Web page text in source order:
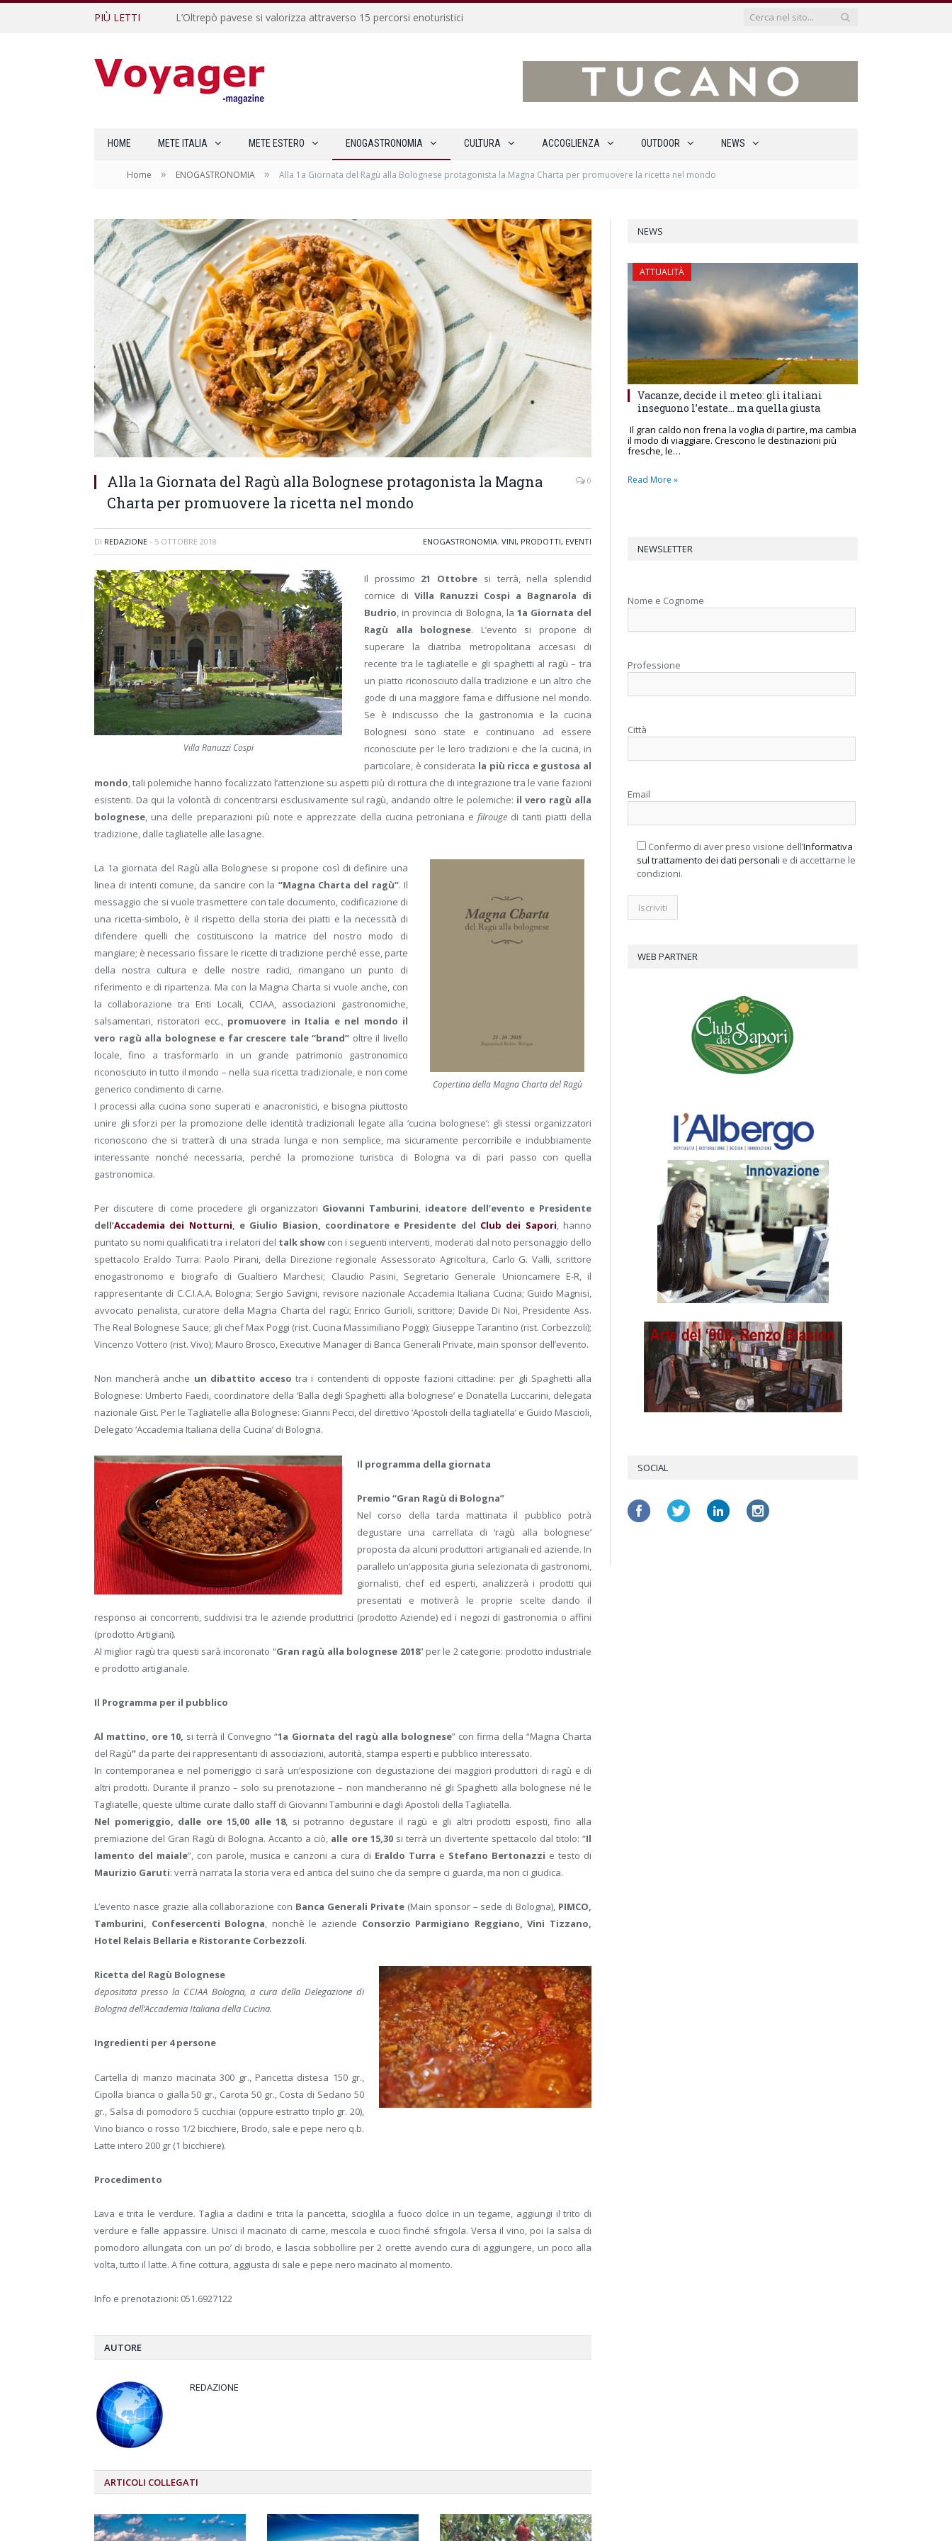
PIÙ LETTI L’Oltrepò pavese si valorizza attraverso 15 percorsi enoturistici
HOME METE ITALIA METE ESTERO ENOGASTRONOMIA CULTURA ACCOGLIENZA OUTDOOR NEWS
Home » ENOGASTRONOMIA » Alla 1a Giornata del Ragù alla Bolognese protagonista la Magna Charta per promuovere la ricetta nel mondo
Alla 1a Giornata del Ragù alla Bolognese protagonista la Magna
Charta per promuovere la ricetta nel mondo
0
DI REDAZIONE - 5 OTTOBRE 2018 ENOGASTRONOMIA, VINI, PRODOTTI, EVENTI
Villa Ranuzzi Cospi
Il prossimo 21 Ottobre si terrà, nella splendid
cornice di Villa Ranuzzi Cospi a Bagnarola di
Budrio, in provincia di Bologna, la 1a Giornata del
Ragù alla bolognese. L’evento si propone di
superare la diatriba metropolitana accesasi di
recente tra le tagliatelle e gli spaghetti al ragù – tra
un piatto riconosciuto dalla tradizione e un altro che
gode di una maggiore fama e diffusione nel mondo.
Se è indiscusso che la gastronomia e la cucina
Bolognesi sono state e continuano ad essere
riconosciute per le loro tradizioni e che la cucina, in
particolare, è considerata la più ricca e gustosa al
mondo, tali polemiche hanno focalizzato l’attenzione su aspetti più di rottura che di integrazione tra le varie fazioni
esistenti. Da qui la volontà di concentrarsi esclusivamente sul ragù, andando oltre le polemiche: il vero ragù alla
bolognese, una delle preparazioni più note e apprezzate della cucina petroniana efilrouge di tanti piatti della
tradizione, dalle tagliatelle alle lasagne.
Copertina della Magna Charta del Ragù
La 1a giornata del Ragù alla Bolognese si propone così di definire una
linea di intenti comune, da sancire con la “Magna Charta del ragù”. Il
messaggio che si vuole trasmettere con tale documento, codificazione di
una ricetta-simbolo, è il rispetto della storia dei piatti e la necessità di
difendere quelli che costituiscono la matrice del nostro modo di
mangiare; è necessario fissare le ricette di tradizione perché esse, parte
della nostra cultura e delle nostre radici, rimangano un punto di
riferimento e di ripartenza. Ma con la Magna Charta si vuole anche, con
la collaborazione tra Enti Locali, CCIAA, associazioni gastronomiche,
salsamentari, ristoratori ecc., promuovere in Italia e nel mondo il
vero ragù alla bolognese e far crescere tale “brand” oltre il livello
locale, fino a trasformarlo in un grande patrimonio gastronomico
riconosciuto in tutto il mondo – nella sua ricetta tradizionale, e non come
generico condimento di carne.
I processi alla cucina sono superati e anacronistici, e bisogna piuttosto
unire gli sforzi per la promozione delle identità tradizionali legate alla ‘cucina bolognese’: gli stessi organizzatori
riconoscono che si tratterà di una strada lunga e non semplice, ma sicuramente percorribile e indubbiamente
interessante nonché necessaria, perché la promozione turistica di Bologna va di pari passo con quella
gastronomica.
Per discutere di come procedere gli organizzatori Giovanni Tamburini, ideatore dell’evento e Presidente
dell’Accademia dei Notturni, e Giulio Biasion, coordinatore e Presidente del Club dei Sapori, hanno
puntato su nomi qualificati tra i relatori del talk show con i seguenti interventi, moderati dal noto personaggio dello
spettacolo Eraldo Turra: Paolo Pirani, della Direzione regionale Assessorato Agricoltura, Carlo G. Valli, scrittore
enogastronomo e biografo di Gualtiero Marchesi; Claudio Pasini, Segretario Generale Unioncamere E-R, il
rappresentante di C.C.I.A.A. Bologna; Sergio Savigni, revisore nazionale Accademia Italiana Cucina; Guido Magnisi,
avvocato penalista, curatore della Magna Charta del ragù; Enrico Gurioli, scrittore; Davide Di Noi, Presidente Ass.
The Real Bolognese Sauce; gli chef Max Poggi (rist. Cucina Massimiliano Poggi); Giuseppe Tarantino (rist. Corbezzoli);
Vincenzo Vottero (rist. Vivo); Mauro Brosco, Executive Manager di Banca Generali Private, main sponsor dell’evento.
Non mancherà anche un dibattito acceso tra i contendenti di opposte fazioni cittadine: per gli Spaghetti alla
Bolognese: Umberto Faedi, coordinatore della ‘Balla degli Spaghetti alla bolognese’ e Donatella Luccarini, delegata
nazionale Gist. Per le Tagliatelle alla Bolognese: Gianni Pecci, del direttivo ‘Apostoli della tagliatella’ e Guido Mascioli,
Delegato ‘Accademia Italiana della Cucina’ di Bologna.
Il programma della giornata
Premio “Gran Ragù di Bologna”
Nel corso della tarda mattinata il pubblico potrà
degustare una carrellata di ‘ragù alla bolognese’
proposta da alcuni produttori artigianali ed aziende. In
parallelo un’apposita giuria selezionata di gastronomi,
giornalisti, chef ed esperti, analizzerà i prodotti qui
presentati e motiverà le proprie scelte dando il
responso ai concorrenti, suddivisi tra le aziende produttrici (prodotto Aziende) ed i negozi di gastronomia o affini
(prodotto Artigiani).
Al miglior ragù tra questi sarà incoronato “Gran ragù alla bolognese 2018” per le 2 categorie: prodotto industriale
e prodotto artigianale.
Il Programma per il pubblico
Al mattino, ore 10, si terrà il Convegno “1a Giornata del ragù alla bolognese” con firma della “Magna Charta
del Ragù” da parte dei rappresentanti di associazioni, autorità, stampa esperti e pubblico interessato.
In contemporanea e nel pomeriggio ci sarà un’esposizione con degustazione dei maggiori produttori di ragù e di
altri prodotti. Durante il pranzo – solo su prenotazione – non mancheranno né gli Spaghetti alla bolognese né le
Tagliatelle, queste ultime curate dallo staff di Giovanni Tamburini e dagli Apostoli della Tagliatella.
Nel pomeriggio, dalle ore 15,00 alle18, si potranno degustare il ragù e gli altri prodotti esposti, fino alla
premiazione del Gran Ragù di Bologna. Accanto a ciò, alle ore 15,30si terrà un divertente spettacolo dal titolo: “Il
lamento del maiale”, con parole, musica e canzoni a cura di Eraldo Turra e Stefano Bertonazzi e testo di
Maurizio Garuti: verrà narrata la storia vera ed antica del suino che da sempre ci guarda, ma non ci giudica.
L’evento nasce grazie alla collaborazione con Banca Generali Private(Main sponsor – sede di Bologna), PIMCO,
Tamburini, Confesercenti Bologna, nonchè le aziende Consorzio Parmigiano Reggiano, Vini Tizzano,
Hotel Relais Bellaria e Ristorante Corbezzoli.
Ricetta del Ragù Bolognese
depositata presso la CCIAA Bologna, a cura della Delegazione di
Bologna dell’Accademia Italiana della Cucina.
Ingredienti per 4 persone
Cartella di manzo macinata 300 gr., Pancetta distesa 150 gr.,
Cipolla bianca o gialla 50 gr., Carota 50 gr., Costa di Sedano 50
gr., Salsa di pomodoro 5 cucchiai (oppure estratto triplo gr. 20),
Vino bianco o rosso 1/2 bicchiere, Brodo, sale e pepe nero q.b.
Latte intero 200 gr (1 bicchiere).
Procedimento
Lava e trita le verdure. Taglia a dadini e trita la pancetta, scioglila a fuoco dolce in un tegame, aggiungi il trito di
verdure e falle appassire. Unisci il macinato di carne, mescola e cuoci finché sfrigola. Versa il vino, poi la salsa di
pomodoro allungata con un po’ di brodo, e lascia sobbollire per 2 orette avendo cura di aggiungere, un poco alla
volta, tutto il latte. A fine cottura, aggiusta di sale e pepe nero macinato al momento.
Info e prenotazioni: 051.6927122
AUTORE
REDAZIONE
ARTICOLI COLLEGATI
NEWS
ATTUALITÀ
Vacanze, decide il meteo: gli italiani
inseguono l’estate… ma quella giusta
Il gran caldo non frena la voglia di partire, ma cambia
il modo di viaggiare. Crescono le destinazioni più
fresche, le…
Read More »
NEWSLETTER
Nome e Cognome
Professione
Città
Email
Confermo di aver preso visione dell’Informativa
sul trattamento dei dati personali e di accettarne le
condizioni.
WEB PARTNER
SOCIAL